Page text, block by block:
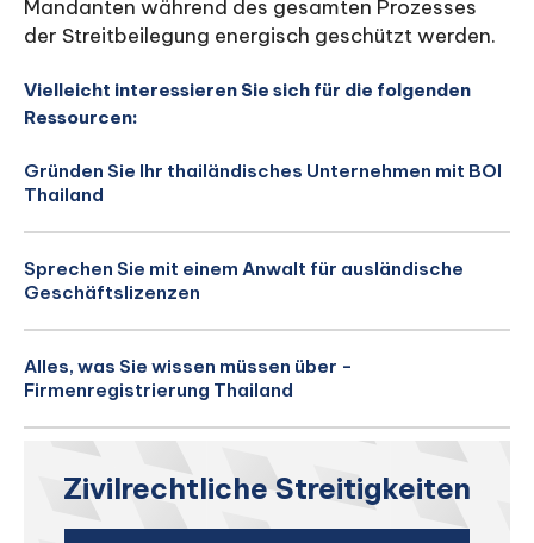
Mandanten während des gesamten Prozesses
der Streitbeilegung energisch geschützt werden.
Vielleicht interessieren Sie sich für die folgenden
Ressourcen:
Gründen Sie Ihr thailändisches Unternehmen mit BOI
Thailand
Sprechen Sie mit einem Anwalt für ausländische
Geschäftslizenzen
Alles, was Sie wissen müssen über -
Firmenregistrierung Thailand
Zivilrechtliche Streitigkeiten